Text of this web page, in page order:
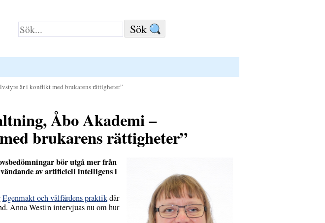
är i konflikt med brukarens rättigheter”
Åbo Akademi –
brukarens rättigheter”
bör utgå mer från
av artificiell intelligens i
Egenmakt och välfärdens praktikdär
Anna Westin intervjuas nu om hur